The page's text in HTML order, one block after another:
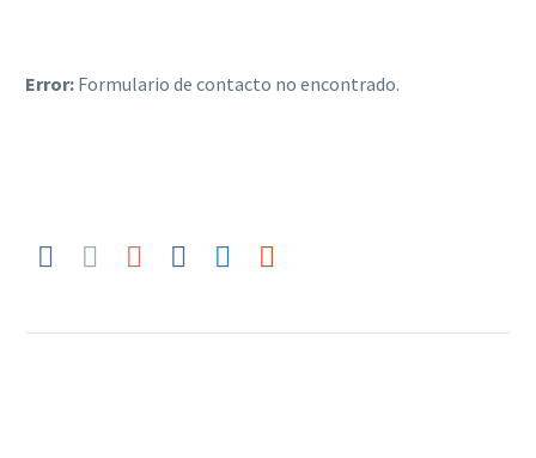
Error: Formulario de contacto no encontrado.